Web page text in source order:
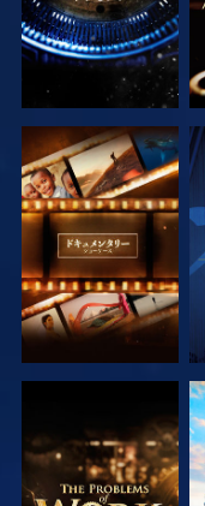
シリーズを探求
シリーズを探求